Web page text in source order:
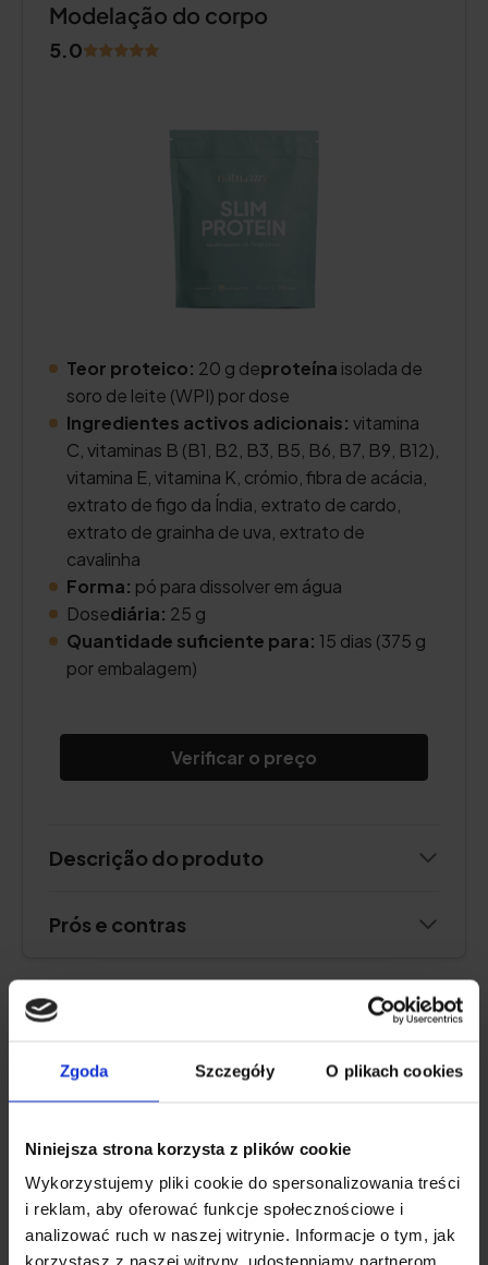
Zgoda Szczegóły O plikach cookies
Niniejsza strona korzysta z plików cookie
Wykorzystujemy pliki cookie do spersonalizowania treści
i reklam, aby oferować funkcje społecznościowe i
analizować ruch w naszej witrynie. Informacje o tym, jak
korzystasz z naszej witryny, udostępniamy partnerom
Modelação do corpo
5.0
Teor proteico: 20 g deproteína isolada de
soro de leite (WPI) por dose
Ingredientes activos adicionais: vitamina
C, vitaminas B (B1, B2, B3, B5, B6, B7, B9, B12),
vitamina E, vitamina K, crómio, fibra de acácia,
extrato de figo da Índia, extrato de cardo,
extrato de grainha de uva, extrato de
cavalinha
Forma: pó para dissolver em água
Dosediária: 25 g
Quantidade suficiente para: 15 dias (375 g
por embalagem)
Verificar o preço
Descrição do produto
Prós e contras
PROTEÍNA VEGETAL
framboesa
5.0